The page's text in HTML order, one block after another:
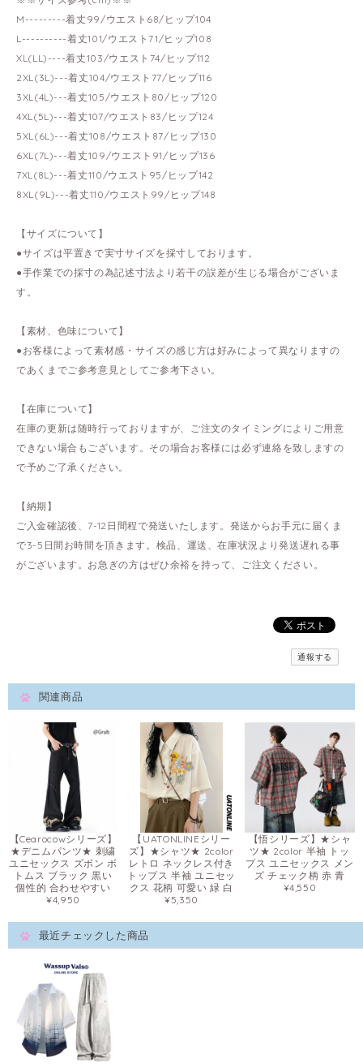
M---------着丈99/ウエスト68/ヒップ104
L----------着丈101/ウエスト71/ヒップ108
XL(LL)----着丈103/ウエスト74/ヒップ112
2XL(3L)---着丈104/ウエスト77/ヒップ116
3XL(4L)---着丈105/ウエスト80/ヒップ120
4XL(5L)---着丈107/ウエスト83/ヒップ124
5XL(6L)---着丈108/ウエスト87/ヒップ130
6XL(7L)---着丈109/ウエスト91/ヒップ136
7XL(8L)---着丈110/ウエスト95/ヒップ142
8XL(9L)---着丈110/ウエスト99/ヒップ148
【サイズについて】
●サイズは平置きで実寸サイズを採寸しております。
●手作業での採寸の為記述寸法より若干の誤差が生じる場合がございま
す。
【素材、色味について】
●お客様によって素材感・サイズの感じ方は好みによって異なりますの
であくまでご参考意見としてご参考下さい。
【在庫について】
在庫の更新は随時行っておりますが、ご注文のタイミングによりご用意
できない場合もございます。その場合お客様には必ず連絡を致しますの
で予めご了承ください。
【納期】
ご入金確認後、7-12日間程で発送いたします。発送からお手元に届くま
で3-5日間お時間を頂きます。検品、運送、在庫状況より発送遅れる事
がございます。お急ぎの方はぜひ余裕を持って、ご注文ください。
通報する
関連商品
【Cearocowシリーズ】
★デニムパンツ★ 刺繍
ユニセックス ズボン ボ
トムス ブラック 黒い
個性的 合わせやすい
¥4,950
【UATONLINEシリー
ズ】★シャツ★ 2color
レトロ ネックレス付き
トップス 半袖 ユニセッ
クス 花柄 可愛い 緑 白
¥5,350
【悟シリーズ】★シャ
ツ★ 2color 半袖 トッ
プス ユニセックス メン
ズ チェック柄 赤 青
¥4,550
最近チェックした商品